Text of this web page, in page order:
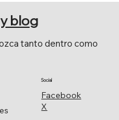
Facebook
X
Social
tanto dentro como
blog